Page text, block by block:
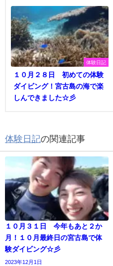
体験日記
１０月２８日 初めての体験
ダイビング！宮古島の海で楽
しんできました☆彡
体験日記の関連記事
１０月３１日 今年もあと２か
月！１０月最終日の宮古島で体
験ダイビング☆彡
2023年12月1日